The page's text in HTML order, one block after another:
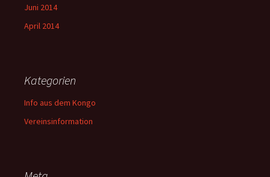
Juni 2014
April 2014
Kategorien
Info aus dem Kongo
Vereinsinformation